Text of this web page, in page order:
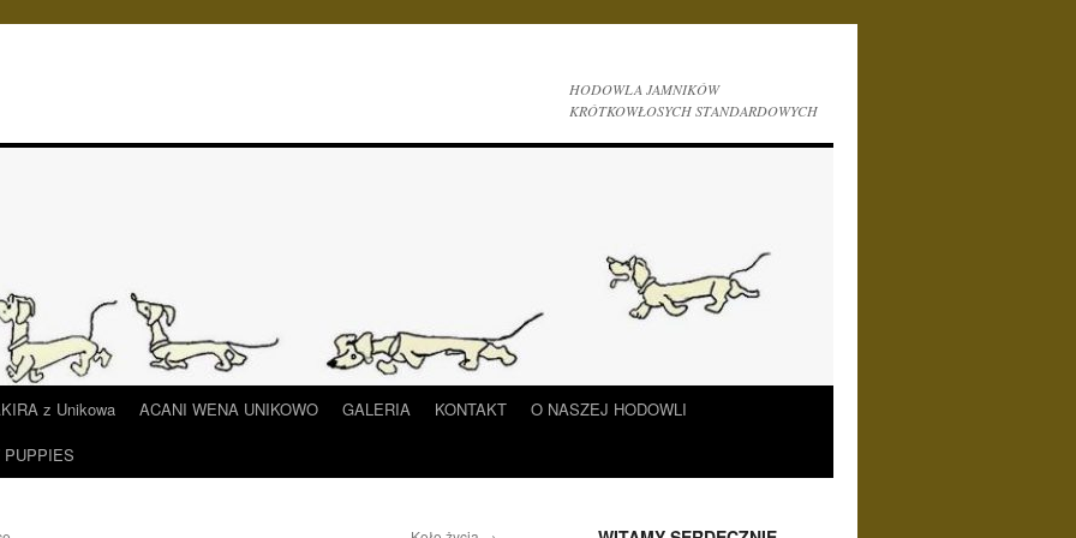
HODOWLA JAMNIKÓW
KRÓTKOWŁOSYCH STANDARDOWYCH
z Unikowa ACANI WENA UNIKOWO GALERIA KONTAKT
O NASZEJ HODOWLI